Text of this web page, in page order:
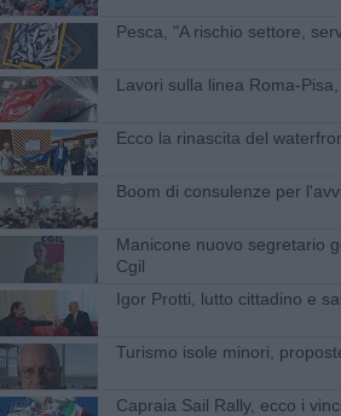
Pesca, "A rischio settore,
Lavori sulla linea Roma-
Ecco la rinascita del
Boom di consulenze per
Manicone nuovo segretario
Cgil
Igor Protti, lutto cittadino e
Turismo isole minori,
Capraia Sail Rally, ecco i